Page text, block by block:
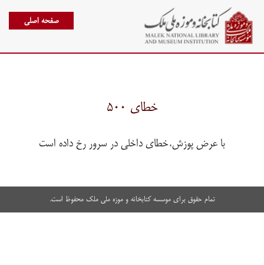
صفحه اصلی
خطای ۵۰۰
با عرض پوزش،خطای داخلی در سرور رخ داده است
تمام حقوق برای موسسه کتابخانه و موزه ملی ملک محفوظ است.